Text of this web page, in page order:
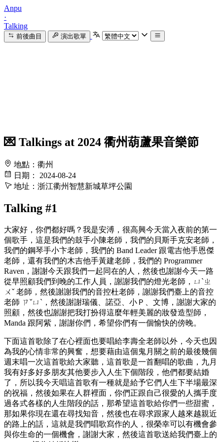
Anpu
·
Talking
前後曲目 演出歌單
💌 Talkings at 2024 衢州葫蘆果音樂節
地點：衢州
日期： 2024-08-24
地址：浙江衢州智慧新城草坪公園
Talking #1
大家好，你們都好嗎？我是安溥，很高興今天當入夜前的第一
個歌手，這是我們的鼓手小陳老師，我們的貝斯手克安老師，
我們的鋼琴手小卞老師，我們的 Band Leader 跟電吉他手恩傑
老師，還有我們的木吉他手黃建老師，我們的 Programmer
Raven，謝謝今天跟我們一起同在的人，然後也謝謝今天一路
從早照顧我們到晚的工作人員，謝謝我們的燈光老師，ㄩˋㄓ
ㄨˇ 老師，然後謝謝我們的音控杜老師，謝謝我們臺上的音控
老師 ㄗˇㄩˋ，然後謝謝瑞儀、諾亞、小Ｐ、文博，謝謝大家的
照顧，然後也謝謝把我打扮得這麼年輕美麗的妝發造型師，
Manda 跟阿紫，謝謝你們，希望你們有一個愉快的傍晚。
下面這首歌除了在心裡面也要唱給李壽全老師以外，今天也因
為我的心情非常的興奮，想要藉由這個鬼月關之前的最後幾個
週末唱一次這首歌給大家聽，這首歌是一首翻唱的歌曲，九月
我有好多好多朋友其他要步入人生下個階段，他們都要結婚
了，所以我今天唱這首歌有一種就是給予它們人生下半場最深
的祝福，然後如果在人群裡面，你們正跟自己很愛的人攜手度
過各式各樣的人生階段的話，那希望這首歌給你們一些甜蜜，
那如果你現在還在尋找知音，然後也在尋求跟家人越來越親近
的路上的話，這就是我們唱歌寫作的人，很榮幸可以有機會參
與你生命的一個機會，謝謝大家，然後這首歌送給我們臺上的